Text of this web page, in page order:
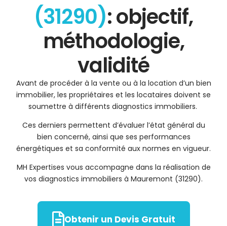
(31290): objectif,
méthodologie,
validité
Avant de procéder à la vente ou à la location d’un bien
immobilier, les propriétaires et les locataires doivent se
soumettre à différents diagnostics immobiliers.
Ces derniers permettent d’évaluer l’état général du
bien concerné, ainsi que ses performances
énergétiques et sa conformité aux normes en vigueur.
MH Expertises vous accompagne dans la réalisation de
vos diagnostics immobiliers à Mauremont (31290).
Obtenir un Devis Gratuit